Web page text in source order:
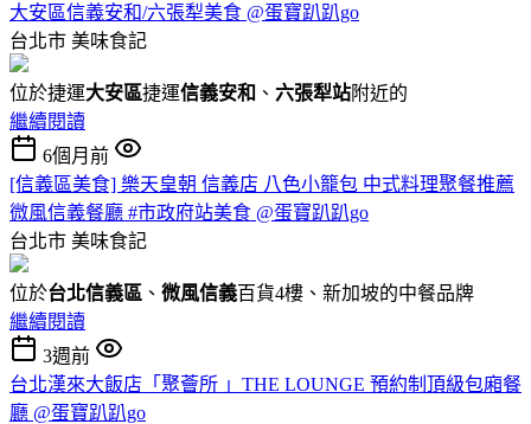
大安區信義安和/六張犁美食 @蛋寶趴趴go
台北市 美味食記
位於捷運大安區捷運信義安和 、 六張犁站附近的
繼續閱讀
6個月前
[信義區美食] 樂天皇朝 信義店 八色小籠包 中式料理聚餐推薦
微風信義餐廳 #市政府站美食 @蛋寶趴趴go
台北市 美味食記
位於台北信義區 、 微風信義百貨4樓、新加坡的中餐品牌
繼續閱讀
3週前
台北漢來大飯店「聚薈所 」THE LOUNGE 預約制頂級包廂餐
廳 @蛋寶趴趴go